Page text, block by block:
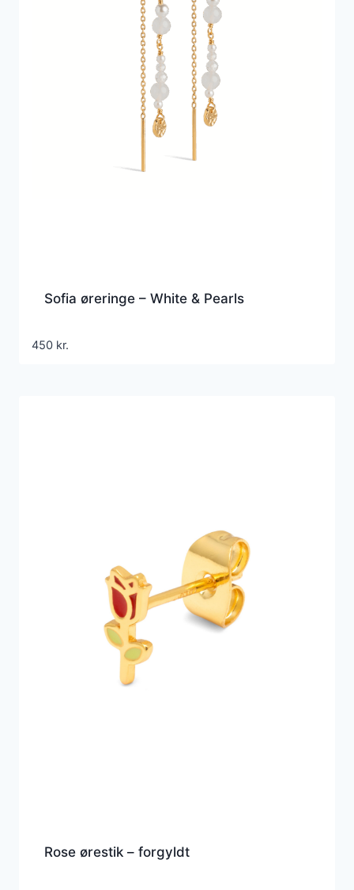
Sofia øreringe – White & Pearls
450 kr.
Rose ørestik – forgyldt